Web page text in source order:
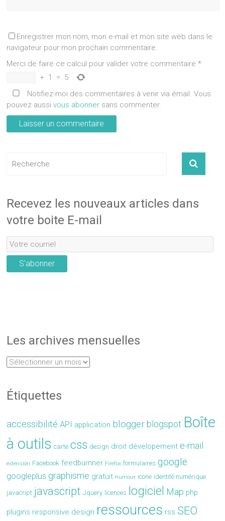
Enregistrer mon nom, mon e-mail et mon site web dans le
navigateur pour mon prochain commentaire.
Merci de faire ce calcul pour valider votre commentaire *
+ 1 = 5
Notifiez-moi des commentaires à venir via émail. Vous
pouvez aussivous abonner sans commenter.
Recevez les nouveaux articles dans
votre boite E-mail
S'abonner
Les archives mensuelles
Étiquettes
accessibilité API application blogger blogspot Boîte
à outils carte css design droit dévelopement e-mail
extension Facebook feedburnner Firefox formulaires google
googleplus graphisme gratuit humour icone identité numérique
javacript javascript Jquery licences logiciel Map php
plugins responsive design ressources rss SEO